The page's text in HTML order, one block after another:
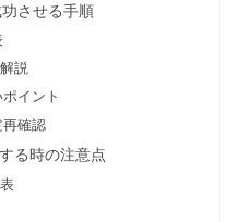
させる手順
説
イント
確認
る時の注意点